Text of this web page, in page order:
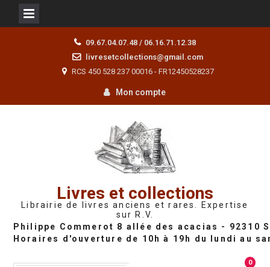
09.67.04.07.48 / 06.16.71.12.38
livresetcollections@gmail.com
RCS 450 528 237 00016 - FR12450528237
Mon compte
Livres et collections
Librairie de livres anciens et rares. Expertise
sur R.V.
0